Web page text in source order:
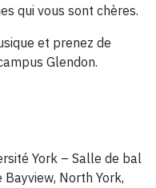
qui vous sont chères.
et prenez de
Glendon.
York – Salle de bal
North York,